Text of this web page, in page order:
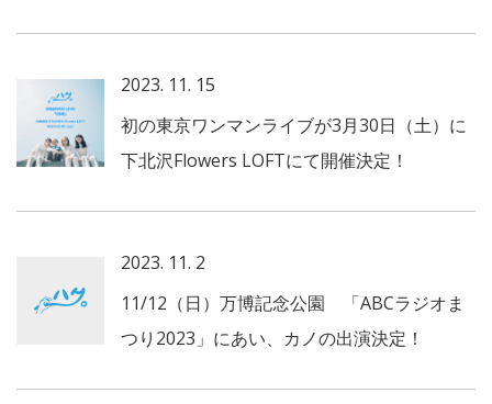
2023. 11. 15
初の東京ワンマンライブが3月30日（土）に
下北沢Flowers LOFTにて開催決定！
2023. 11. 2
11/12（日）万博記念公園 「ABCラジオま
つり2023」にあい、カノの出演決定！